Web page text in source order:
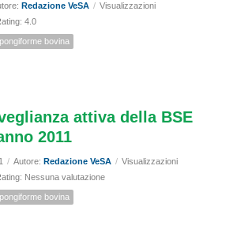
Redazione VeSA / Visualizzazioni
4.0
bovina
attiva della BSE
2011
/ Autore: Redazione VeSA / Visualizzazioni
Nessuna valutazione
bovina